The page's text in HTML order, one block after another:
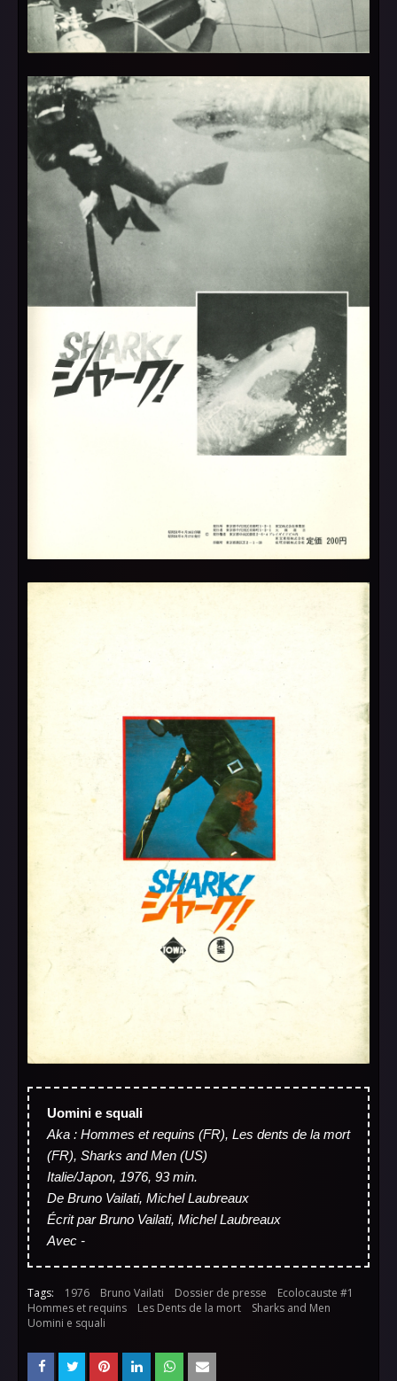
Uomini e squali
Aka : Hommes et requins (FR), Les dents de la mort
(FR), Sharks and Men (US)
Italie/Japon, 1976, 93 min.
De Bruno Vailati, Michel Laubreaux
Écrit par Bruno Vailati, Michel Laubreaux
Avec -
Tags: 1976 Bruno Vailati Dossier de presse
Ecolocauste #1
Hommes et requins
Les Dents de la mort
Sharks and Men
Uomini e squali